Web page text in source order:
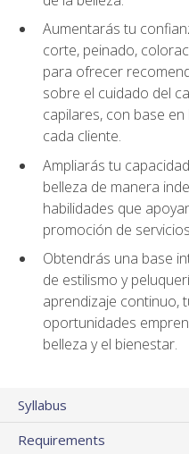
Aumentarás tu
corte, peinado,
para ofrecer
sobre el cuidado del
capilares, con base
cada cliente.
Ampliarás tu
belleza de manera
habilidades que
promoción de
Obtendrás una base
de estilismo y
aprendizaje continuo,
oportunidades
belleza y el bienestar.
Syllabus
Requirements